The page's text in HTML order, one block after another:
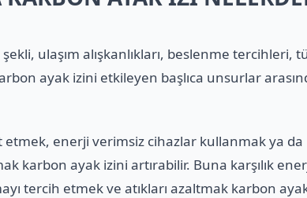
ulaşım alışkanlıkları, beslenme tercihleri,
ayak izini etkileyen başlıca unsurlar
etmek, enerji verimsiz cihazlar kullanmak ya da
karbon ayak izini artırabilir. Buna karşılık
tercih etmek ve atıkları azaltmak karbon